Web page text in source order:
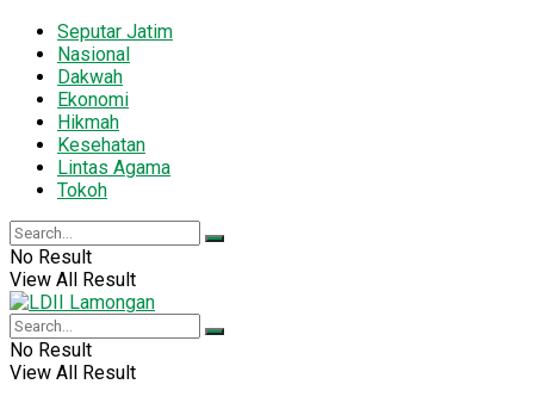
Seputar Jatim
Nasional
Dakwah
Ekonomi
Hikmah
Kesehatan
Lintas Agama
Tokoh
No Result
View All Result
No Result
View All Result